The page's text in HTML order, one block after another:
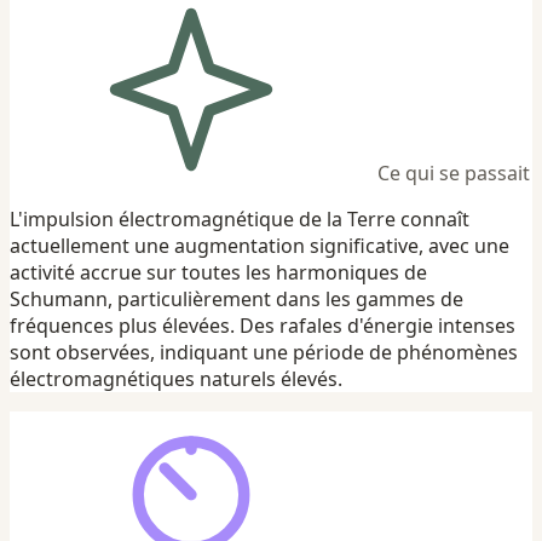
Ce qui se passait
L'impulsion électromagnétique de la Terre connaît
actuellement une augmentation significative, avec une
activité accrue sur toutes les harmoniques de
Schumann, particulièrement dans les gammes de
fréquences plus élevées. Des rafales d'énergie intenses
sont observées, indiquant une période de phénomènes
électromagnétiques naturels élevés.